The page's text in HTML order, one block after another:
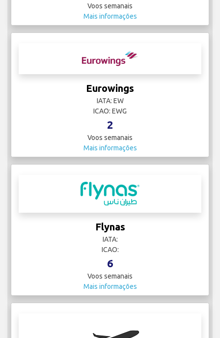
Voos semanais
Mais informações
Eurowings
IATA: EW
ICAO: EWG
2
Voos semanais
Mais informações
Flynas
IATA:
ICAO:
6
Voos semanais
Mais informações